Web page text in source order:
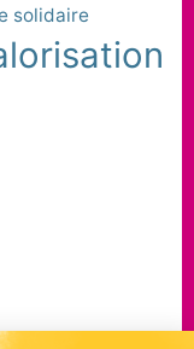
solidaire